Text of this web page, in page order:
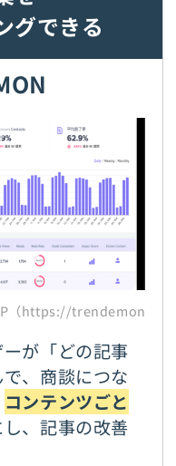
グできる
（https://trendemon.jp/
が「どの記事
、商談につな
コンテンツごと
し、記事の改善